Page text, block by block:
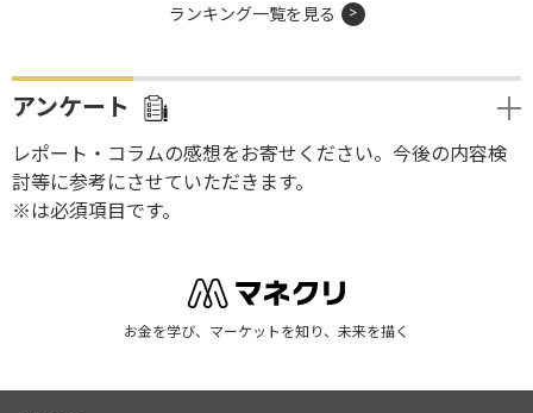
ランキング一覧を見る
アンケート
レポート・コラムの感想をお寄せください。今後の内容検
討等に参考にさせていただきます。
※は必須項目です。
お金を学び、マーケットを知り、未来を描く